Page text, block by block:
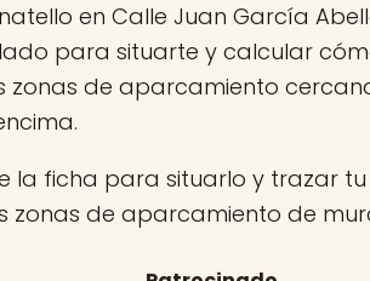
en Calle Juan García
para situarte y calcular
zonas de aparcamiento
la ficha para situarlo y trazar tu
zonas de aparcamiento de